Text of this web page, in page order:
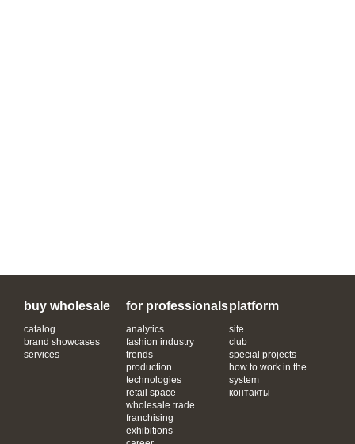
buy wholesale
catalog
brand showcases
services
for professionals
analytics
fashion industry
trends
production
technologies
retail space
wholesale trade
franchising
exhibitions
platform
site
club
special projects
how to work in the
system
контакты